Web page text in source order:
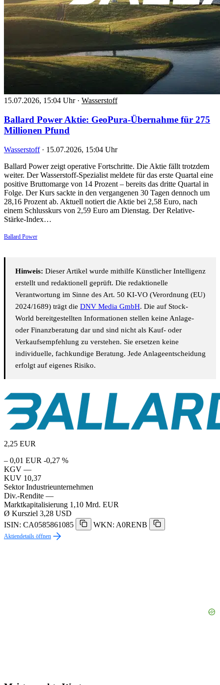
15.07.2026, 15:04 Uhr · Wasserstoff
Ballard Power Aktie: GeoPura-Übernahme für 275
Millionen Pfund
Wasserstoff · 15.07.2026, 15:04 Uhr
Ballard Power zeigt operative Fortschritte. Die Aktie fällt trotzdem
weiter. Der Wasserstoff-Spezialist meldete für das erste Quartal eine
positive Bruttomarge von 14 Prozent – bereits das dritte Quartal in
Folge. Der Kurs sackte in den vergangenen 30 Tagen dennoch um
28,16 Prozent ab. Aktuell notiert die Aktie bei 2,58 Euro, nach
einem Schlusskurs von 2,59 Euro am Dienstag. Der Relative-
Stärke-Index…
Ballard Power
Hinweis: Dieser Artikel wurde mithilfe Künstlicher Intelligenz
erstellt und redaktionell geprüft. Die redaktionelle
Verantwortung im Sinne des Art. 50 KI-VO (Verordnung (EU)
2024/1689) trägt die DNV Media GmbH. Die auf Stock-
World bereitgestellten Informationen stellen keine Anlage-
oder Finanzberatung dar und sind nicht als Kauf- oder
Verkaufsempfehlung zu verstehen. Sie ersetzen keine
individuelle, fachkundige Beratung. Jede Anlageentscheidung
erfolgt auf eigenes Risiko.
2,25 EUR
– 0,01 EUR -0,27 %
KGV —
KUV 10,37
Sektor Industrieunternehmen
Div.-Rendite —
Marktkapitalisierung 1,10 Mrd. EUR
Ø Kursziel 3,28 USD
ISIN: CA0585861085
WKN: A0RENB
Aktiendetails öffnen